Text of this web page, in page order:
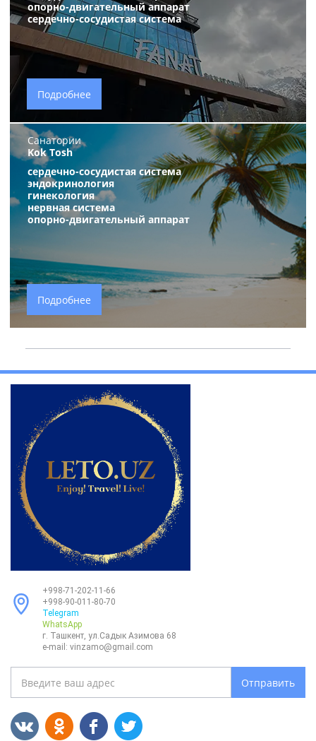
опорно-двигательный аппарат
сердечно-сосудистая система
Подробнее
Санатории
Kok Tosh
сердечно-сосудистая система
эндокринология
гинекология
нервная система
опорно-двигательный аппарат
Подробнее
+998-71-202-11-66
+998-90-011-80-70
Telegram
WhatsApp
г. Ташкент, ул.Садык Азимова 68
e-mail: vinzamo@gmail.com
Отправить